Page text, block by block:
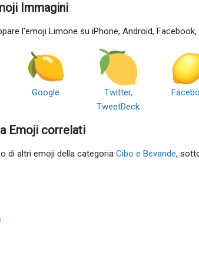
Immagini
l'emoji Limone su iPhone, Android, Facebook,
Google
Twitter,
TweetDeck
Emoji correlati
di altri emoji della categoria Cibo e Bevande,